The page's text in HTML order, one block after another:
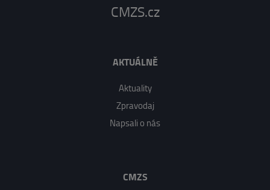
CMZS.cz
AKTUÁLNĚ
Aktuality
Zpravodaj
Napsali o nás
CMZS